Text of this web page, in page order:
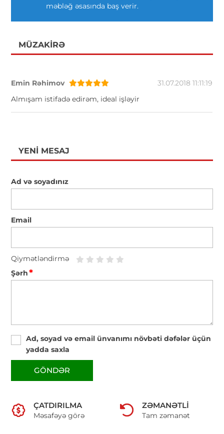
məbləğ əsasında baş verir.
MÜZAKIRƏ
Emin Rəhimov
31.07.2018 11:11:19
Almışam istifadə edirəm, ideal işləyir
YENI MESAJ
Ad və soyadınız
Email
Qiymətləndirmə
Şərh*
Ad, soyad və email ünvanımı növbəti dəfələr üçün
yadda saxla
GÖNDƏR
ÇATDIRILMA
Məsafəyə görə
ZƏMANƏTLI
Tam zəmanət